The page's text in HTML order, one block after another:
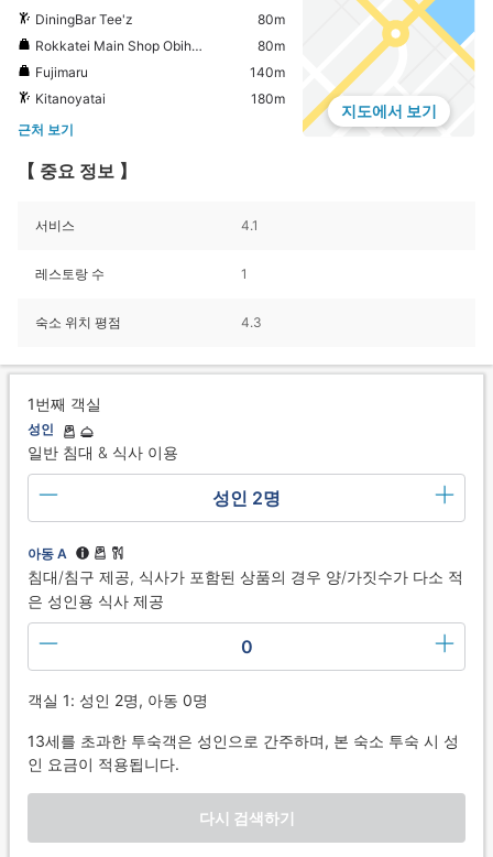
DiningBar Tee'z
80m
Rokkatei Main Shop Obihiro
80m
Fujimaru
140m
Kitanoyatai
180m
근처 보기
지도에서 보기
【 중요 정보 】
서비스 4.1
레스토랑 수 1
숙소 위치 평점 4.3
1번째 객실
성인
일반 침대 & 식사 이용
성인 2명
아동 A
침대/침구 제공, 식사가 포함된 상품의 경우 양/가짓수가 다소 적
은 성인용 식사 제공
0
객실 1: 성인 2명, 아동 0명
13세를 초과한 투숙객은 성인으로 간주하며, 본 숙소 투숙 시 성
인 요금이 적용됩니다.
다시 검색하기